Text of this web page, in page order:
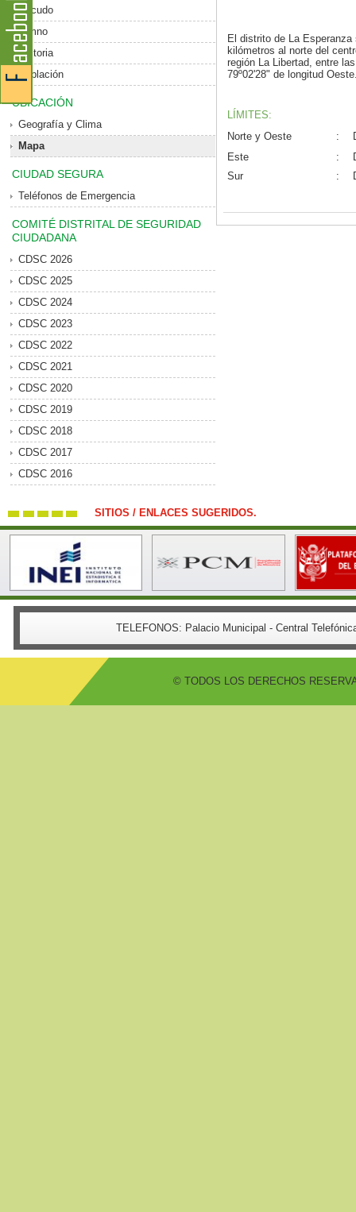
Escudo
Himno
Historia
Población
UBICACIÓN
Geografía y Clima
Mapa
CIUDAD SEGURA
Teléfonos de Emergencia
COMITÉ DISTRITAL DE SEGURIDAD
CIUDADANA
CDSC 2026
CDSC 2025
CDSC 2024
CDSC 2023
CDSC 2022
CDSC 2021
CDSC 2020
CDSC 2019
CDSC 2018
CDSC 2017
CDSC 2016
El distrito de La
kilómetros al norte del
región La Libertad, entre
79º02'28" de longitud
LÍMITES:
Norte y Oeste
:
Este
:
Sur
:
SITIOS / ENLACES SUGERIDOS.
TELEFONOS: Palacio Municipal - Central
© TODOS LOS DERECHOS